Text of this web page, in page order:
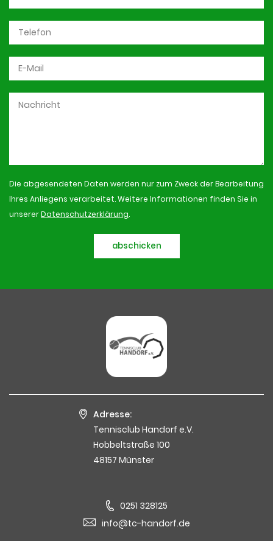
Die abgesendeten Daten werden nur zum Zweck der Bearbeitung
Ihres Anliegens verarbeitet. Weitere Informationen finden Sie in
unsererDatenschutzerklärung.
abschicken
Adresse:
Tennisclub Handorf e.V.
Hobbeltstraße 100
48157 Münster
0251 328125
info@tc-handorf.de